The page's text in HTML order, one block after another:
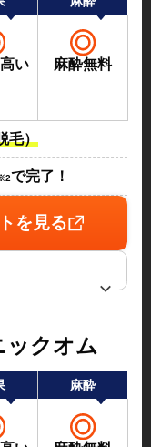
い 麻酔無料
毛）
で完了！
を見る
ックオム
麻酔